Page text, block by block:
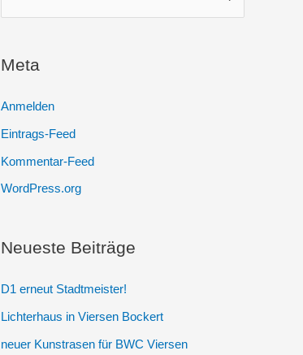
n
n
Meta
Anmelden
Eintrags-Feed
Kommentar-Feed
WordPress.org
Neueste Beiträge
D1 erneut Stadtmeister!
Lichterhaus in Viersen Bockert
neuer Kunstrasen für BWC Viersen